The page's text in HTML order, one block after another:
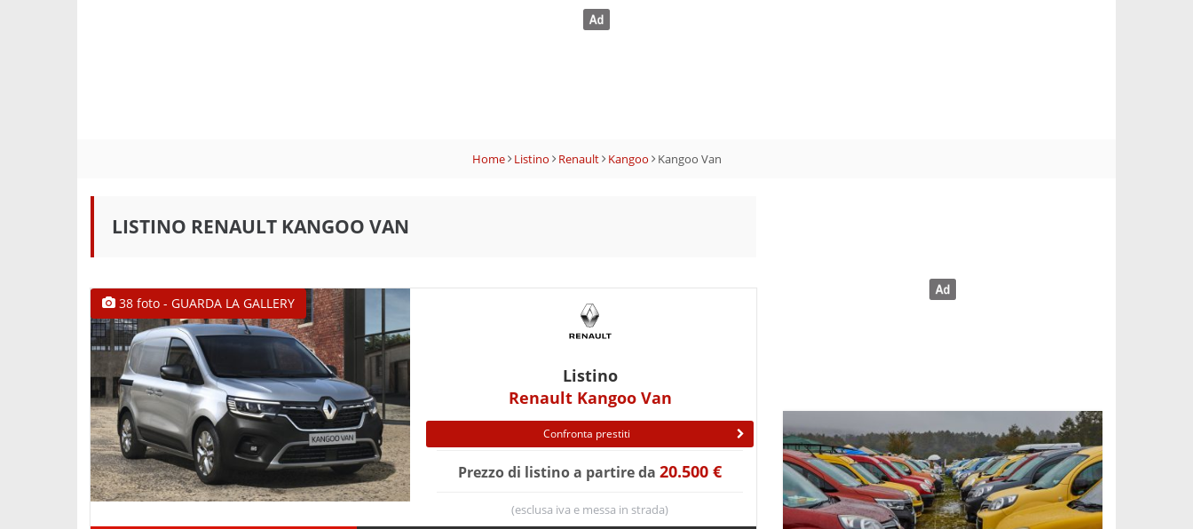
Home Listino Renault Kangoo Kangoo Van
LISTINO RENAULT KANGOO VAN
38 foto - GUARDA LA GALLERY
Listino
Renault Kangoo Van
Confronta prestiti
Prezzo di listino a partire da 20.500 €
(esclusa iva e messa in strada)